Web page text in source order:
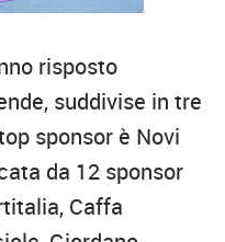
risposto
suddivise in tre
sponsor è Novi
da 12 sponsor
Caffa